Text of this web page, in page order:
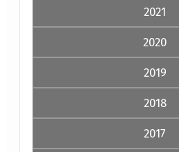
2021
2020
2019
2018
2017